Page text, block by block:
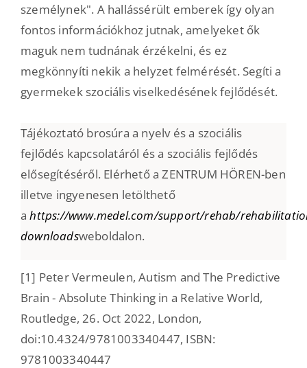
személynek". A hallássérült emberek így olyan
fontos információkhoz jutnak, amelyeket ők
maguk nem tudnának érzékelni, és ez
megkönnyíti nekik a helyzet felmérését. Segíti a
gyermekek szociális viselkedésének fejlődését.
Tájékoztató brosúra a nyelv és a szociális
fejlődés kapcsolatáról és a szociális fejlődés
elősegítéséről. Elérhető a ZENTRUM HÖREN-ben
illetve ingyenesen letölthető
ahttps://www.medel.com/support/rehab/
downloadsweboldalon.
[1] Peter Vermeulen, Autism and The Predictive
Brain - Absolute Thinking in a Relative World,
Routledge, 26. Oct 2022, London,
doi:10.4324/9781003340447, ISBN:
9781003340447